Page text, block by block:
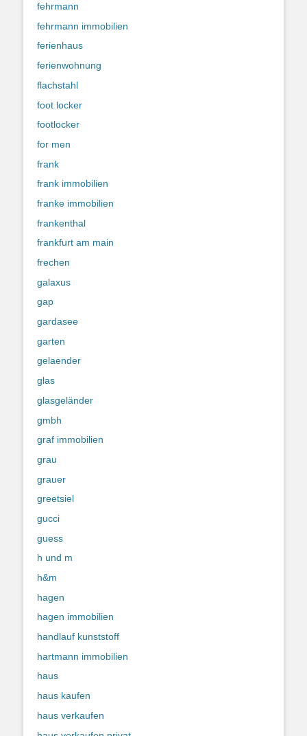
fehrmann
fehrmann immobilien
ferienhaus
ferienwohnung
flachstahl
foot locker
footlocker
for men
frank
frank immobilien
franke immobilien
frankenthal
frankfurt am main
frechen
galaxus
gap
gardasee
garten
gelaender
glas
glasgeländer
gmbh
graf immobilien
grau
grauer
greetsiel
gucci
guess
h und m
h&m
hagen
hagen immobilien
handlauf kunststoff
hartmann immobilien
haus
haus kaufen
haus verkaufen